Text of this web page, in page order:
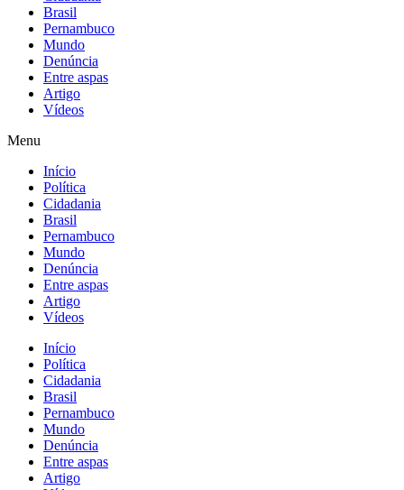
Brasil
Pernambuco
Mundo
Denúncia
Entre aspas
Artigo
Vídeos
Menu
Início
Política
Cidadania
Brasil
Pernambuco
Mundo
Denúncia
Entre aspas
Artigo
Vídeos
Início
Política
Cidadania
Brasil
Pernambuco
Mundo
Denúncia
Entre aspas
Artigo